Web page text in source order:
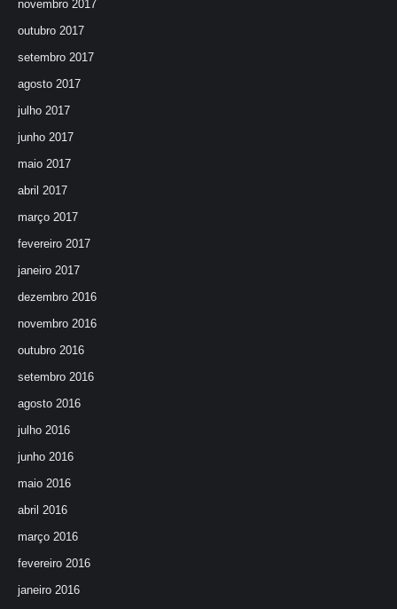
novembro 2017
outubro 2017
setembro 2017
agosto 2017
julho 2017
junho 2017
maio 2017
abril 2017
março 2017
fevereiro 2017
janeiro 2017
dezembro 2016
novembro 2016
outubro 2016
setembro 2016
agosto 2016
julho 2016
junho 2016
maio 2016
abril 2016
março 2016
fevereiro 2016
janeiro 2016